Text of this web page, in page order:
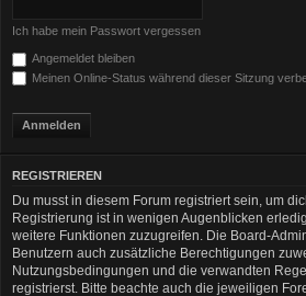
Ich habe mein Passwort vergessen
Angemeldet bleiben
Meinen Online-Status während dieser Sitzung
REGISTRIEREN
Du musst in diesem Forum registriert sein, um
Registrierung ist in wenigen Augenblicken
weitere Funktionen zuzugreifen. Die Board-
Benutzern auch zusätzliche Berechtigungen
Nutzungsbedingungen und die verwandten
registrierst. Bitte beachte auch die jeweiligen